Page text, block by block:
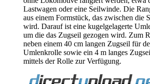
Lastwagen oder eine Seilwinde. Die
aus einem Formstück, das zwischen die
wird. Darauf ist eine kugelgelagerte
um die das Zugseil gezogen wird. Zum
neben einem 40 cm langen Zugseil für
Umlenkrolle sowie ein 4 m langes
mittels der Rolle zur Verfügung.